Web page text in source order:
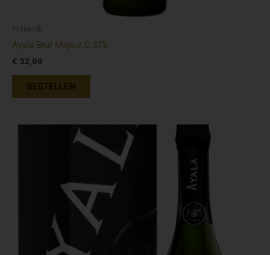
Frankrijk
Ayala Brut Majeur 0.375
€ 32,99
BESTELLEN